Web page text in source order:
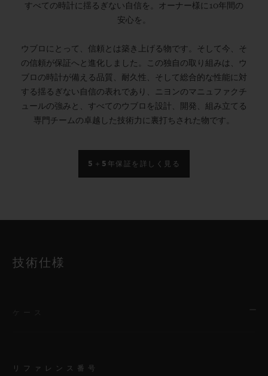
すべての時計に揺るぎない自信を。オーナー様に10年間の
安心を。
ウブロにとって、信頼とは築き上げる物です。そして今、そ
の信頼が保証へと進化しました。この独自の取り組みは、ウ
ブロの時計が備える品質、耐久性、そして総合的な性能に対
する揺るぎない自信の表れであり、ニヨンのマニュファクチ
ュールの強みと、すべてのウブロを設計、開発、組み立てる
専門チームの卓越した技術力に裏打ちされた物です。
5＋5年保証を詳しく見る
技術仕様
リファレンス番号